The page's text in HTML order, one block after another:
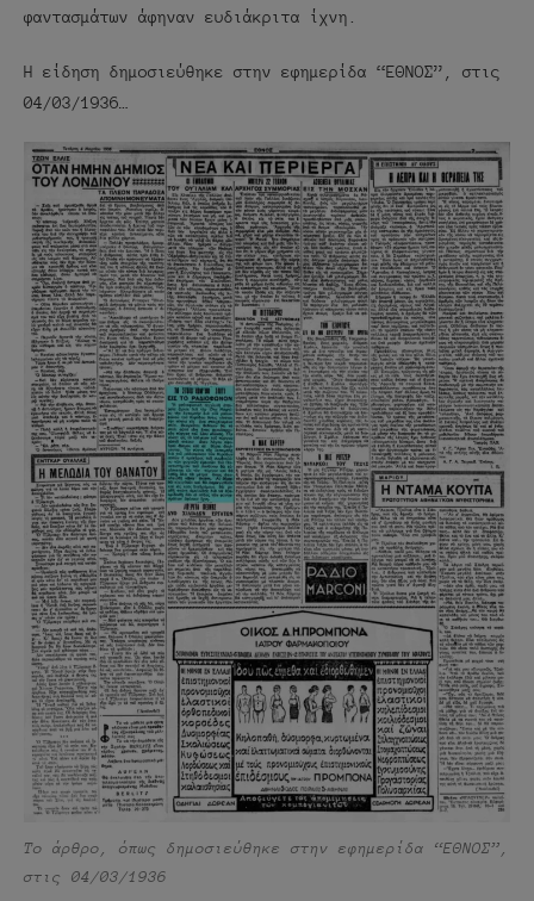
φαντασμάτων άφηναν ευδιάκριτα ίχνη.
Η είδηση δημοσιεύθηκε στην εφημερίδα “ΕΘΝΟΣ”, στις
04/03/1936…
Το άρθρο, όπως δημοσιεύθηκε στην εφημερίδα “ΕΘΝΟΣ”,
στις 04/03/1936